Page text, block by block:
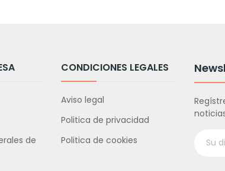
de
CONDICIONES LEGALES
Aviso legal
Politica de privacidad
Politica de cookies